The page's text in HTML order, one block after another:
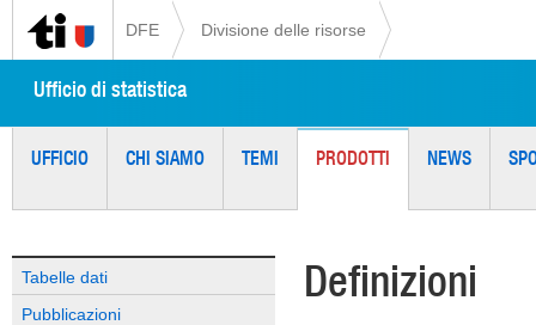
DFE Divisione delle risorse
Ufficio di statistica
UFFICIO CHI SIAMO TEMI PRODOTTI NEWS
Tabelle dati
Pubblicazioni
Definizioni